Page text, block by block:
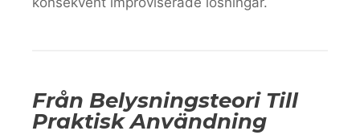
Från Belysningsteori Till
Praktisk Användning